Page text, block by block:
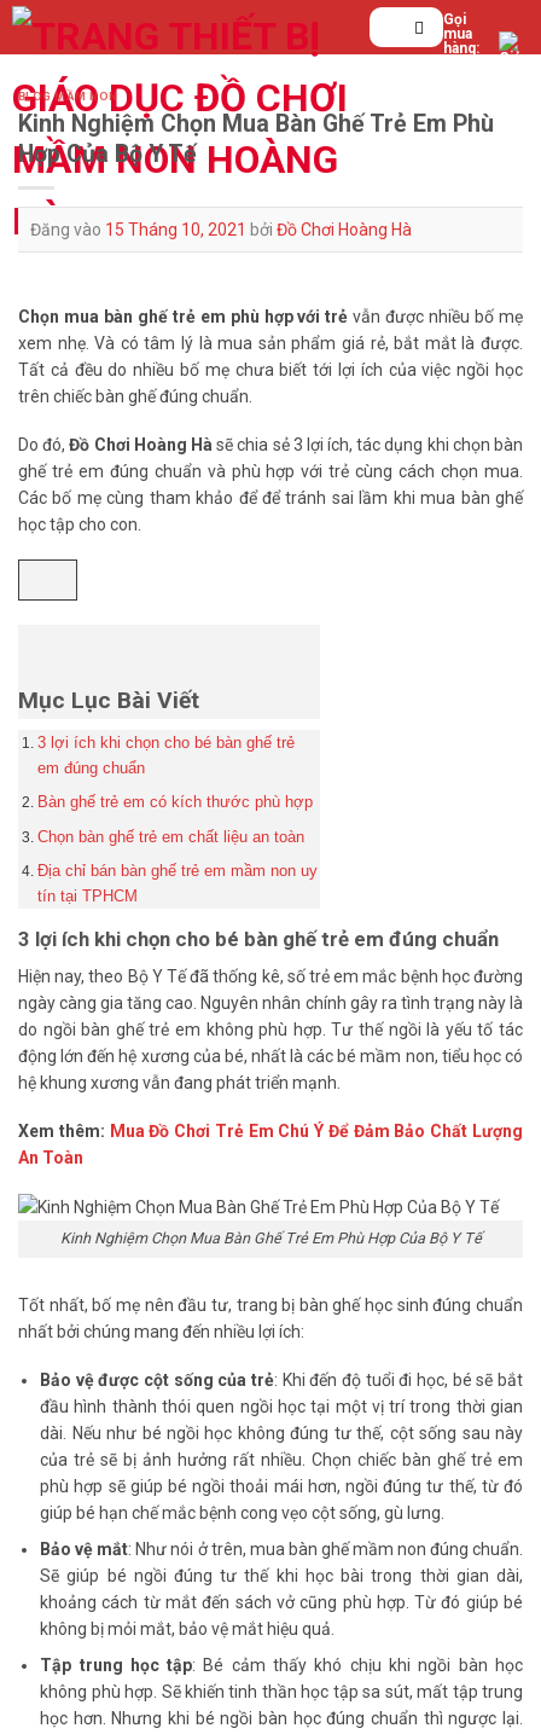
Bỏ
dung
Tìm
kiếm:
Gọi
mua
hàng:
BLOG MẦM NON
Kinh Nghiệm Chọn Mua Bàn Ghế Trẻ Em Phù
Hợp Của Bộ Y Tế
Đăng vào 15 Tháng 10, 2021 bởi Đồ Chơi Hoàng Hà
Chọn mua bàn ghế trẻ em phù hợp với trẻ vẫn được nhiều bố mẹ
xem nhẹ. Và có tâm lý là mua sản phẩm giá rẻ, bắt mắt là được.
Tất cả đều do nhiều bố mẹ chưa biết tới lợi ích của việc ngồi học
trên chiếc bàn ghế đúng chuẩn.
Do đó,Đồ Chơi Hoàng Hà sẽ chia sẻ 3 lợi ích, tác dụng khi chọn bàn
ghế trẻ em đúng chuẩn và phù hợp với trẻ cùng cách chọn mua.
Các bố mẹ cùng tham khảo để để tránh sai lầm khi mua bàn ghế
học tập cho con.
Mục Lục Bài Viết
3 lợi ích khi chọn cho bé bàn ghế trẻ
em đúng chuẩn
Bàn ghế trẻ em có kích thước phù hợp
Chọn bàn ghế trẻ em chất liệu an toàn
Địa chỉ bán bàn ghế trẻ em mầm non uy
tín tại TPHCM
3 lợi ích khi chọn cho bé bàn ghế trẻ em đúng chuẩn
Hiện nay, theo Bộ Y Tế đã thống kê, số trẻ em mắc bệnh học đường
ngày càng gia tăng cao. Nguyên nhân chính gây ra tình trạng này là
do ngồi bàn ghế trẻ em không phù hợp. Tư thế ngồi là yếu tố tác
động lớn đến hệ xương của bé, nhất là các bé mầm non, tiểu học có
hệ khung xương vẫn đang phát triển mạnh.
Xem thêm: Mua Đồ Chơi Trẻ Em Chú Ý Để Đảm Bảo Chất Lượng
An Toàn
Kinh Nghiệm Chọn Mua Bàn Ghế Trẻ Em Phù Hợp Của Bộ Y Tế
Tốt nhất, bố mẹ nên đầu tư, trang bị bàn ghế học sinh đúng chuẩn
nhất bởi chúng mang đến nhiều lợi ích:
Bảo vệ được cột sống của trẻ: Khi đến độ tuổi đi học, bé sẽ bắt
đầu hình thành thói quen ngồi học tại một vị trí trong thời gian
dài. Nếu như bé ngồi học không đúng tư thế, cột sống sau này
của trẻ sẽ bị ảnh hưởng rất nhiều. Chọn chiếc bàn ghế trẻ em
phù hợp sẽ giúp bé ngồi thoải mái hơn, ngồi đúng tư thế, từ đó
giúp bé hạn chế mắc bệnh cong vẹo cột sống, gù lưng.
Bảo vệ mắt: Như nói ở trên, mua bàn ghế mầm non đúng chuẩn.
Sẽ giúp bé ngồi đúng tư thế khi học bài trong thời gian dài,
khoảng cách từ mắt đến sách vở cũng phù hợp. Từ đó giúp bé
không bị mỏi mắt, bảo vệ mắt hiệu quả.
Tập trung học tập: Bé cảm thấy khó chịu khi ngồi bàn học
không phù hợp. Sẽ khiến tinh thần học tập sa sút, mất tập trung
học hơn. Nhưng khi bé ngồi bàn học đúng chuẩn thì ngược lại.